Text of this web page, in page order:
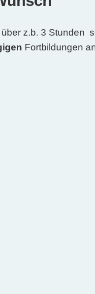
über z.b. 3 Stunden
Fortbildungen